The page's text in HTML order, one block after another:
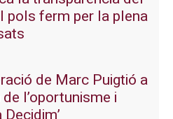
pols ferm per la plena
de Marc Puigtió a
l’oportunisme i